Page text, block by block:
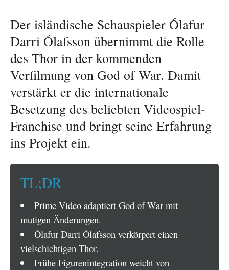
Der isländische Schauspieler Ólafur
Darri Ólafsson übernimmt die Rolle
des Thor in der kommenden
Verfilmung von God of War. Damit
verstärkt er die internationale
Besetzung des beliebten Videospiel-
Franchise und bringt seine Erfahrung
ins Projekt ein.
TL;DR
Prime Video adaptiert God of War mit
mutigen Änderungen.
Ólafur Darri Ólafsson verkörpert einen
vielschichtigen Thor.
Frühe Figurenintegration weicht von